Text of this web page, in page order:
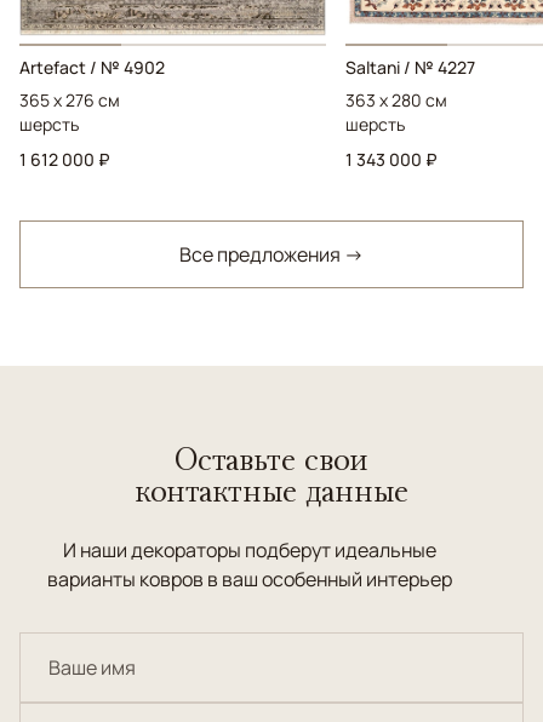
Artefact / № 4902
365 x 276 см
шерсть
1 612 000 ₽
Saltani / № 4227
363 x 280 см
шерсть
1 343 000 ₽
Все предложения →
Оставьте свои
контактные данные
И наши декораторы подберут идеальные
варианты ковров в ваш особенный интерьер